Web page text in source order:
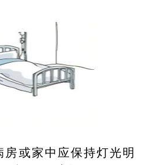
房或家中应保持灯光明